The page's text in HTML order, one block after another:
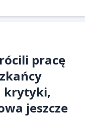
pracę
krytyki,
jeszcze